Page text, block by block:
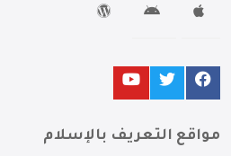
مواقع التعريف بالإسلام